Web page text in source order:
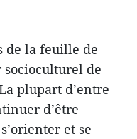
de la feuille de
de
plupart d’entre
d’être
et se